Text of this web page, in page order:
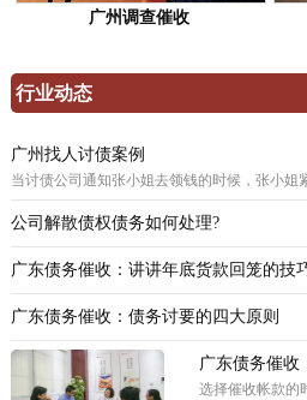
广州调查催收
行业动态
广州找人讨债案例
当讨债公司通知张小姐去领钱的时候，张小姐
公司解散债权债务如何处理?
广东债务催收：讲讲年底货款回笼的技
广东债务催收：债务讨要的四大原则
广东债务催收
选择催收帐款的